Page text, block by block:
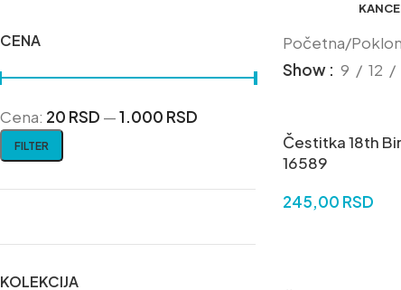
CENA
FILTER
Cena: 20 RSD —1.000 RSD
KOLEKCIJA
Početna/
Show
9 12
Čestitka 18th
16589
245,00 RSD